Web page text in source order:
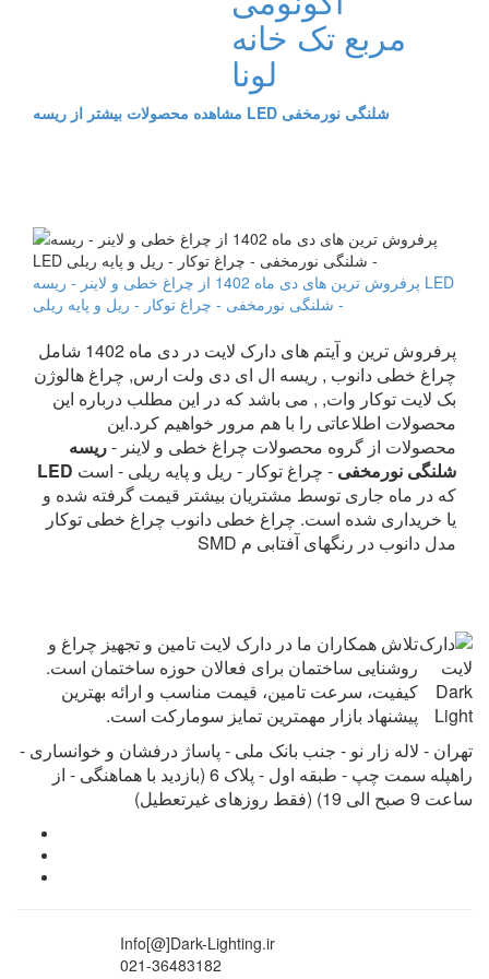
مربع تک خانه
لونا
مشاهده محصولات بیشتر از ریسه LED شلنگی نورمخفی
پرفروش ترین های دی ماه 1402 از چراغ خطی و لاینر - ریسه LED
شلنگی نورمخفی - چراغ توکار - ریل و پایه ریلی -
پرفروش ترین و آیتم های دارک لایت در دی ماه 1402 شامل
چراغ خطی دانوب , ریسه ال ای دی ولت ارس, چراغ هالوژن
بک لایت توکار وات, , می باشد که در این مطلب درباره این
محصولات اطلاعاتی را با هم مرور خواهیم کرد.این
محصولات از گروه محصولات چراغ خطی و لاینر -ریسه
LED شلنگی نورمخفی - چراغ توکار - ریل و پایه ریلی - است
که در ماه جاری توسط مشتریان بیشتر قیمت گرفته شده و
یا خریداری شده است. چراغ خطی دانوب چراغ خطی توکار
SMD مدل دانوب در رنگهای آفتابی م
تلاش همکاران ما در دارک لایت تامین و تجهیز چراغ و
روشنایی ساختمان برای فعالان حوزه ساختمان است.
کیفیت، سرعت تامین، قیمت مناسب و ارائه بهترین
پیشنهاد بازار مهمترین تمایز سومارکت است.
تهران - لاله زار نو - جنب بانک ملی - پاساژ درفشان و خوانساری -
راه‎پله سمت چپ - طبقه اول - پلاک 6 (بازدید با هماهنگی - از
ساعت 9 صبح الی 19) (فقط روزهای غیرتعطیل)
Info[@]Dark-Lighting.ir
021-36483182